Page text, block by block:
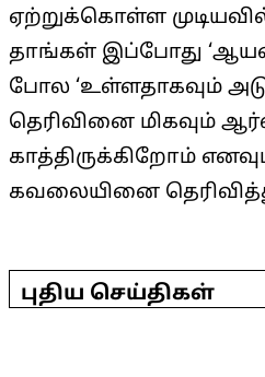
ஏற்றுக்கொள்ள
தாங்கள் இப்போது
போல ‘உள்ளதாகவும்
தெரிவினை மிகவும்
காத்திருக்கிறோம்
கவலையினை
24புதிய செய்திகள்